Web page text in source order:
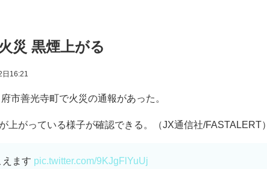
災 黒煙上がる
16:21
市善光寺町で火災の通報があった。
上がっている様子が確認できる。（JX通信社/FASTALERT）
ます pic.twitter.com/9KJgFlYuUj